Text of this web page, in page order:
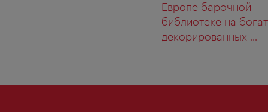
Европе барочной
библиотеке на
декорированных ...